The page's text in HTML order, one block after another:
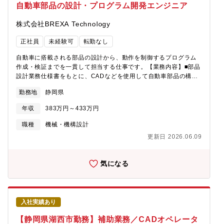
自動車部品の設計・プログラム開発エンジニア
株式会社BREXA Technology
正社員 未経験可 転勤なし
自動車に搭載される部品の設計から、動作を制御するプログラム
作成・検証までを一貫して担当する仕事です。【業務内容】■部品
設計業務仕様書をもとに、CADなどを使用して自動車部品の構
しく動作させるための制御プログラムを作成し、仕様通りに動く
かを確認します。■評価・デバッグ作業試作段階での動作確認を行
い、不具合があれば原因を特定し修正します。■関連部署との調整
製造・試験・品質部門と連携し、設計内容のすり合わせや改善を
御技術まで幅広く身につけることができ、エンジニアとしての市
「設計もプログラムも両方経験したい」そんな方にぴったりの環
境です。自分の技術が実際の車に活かされるやりがいを感じてみ
ませんか？【機械系・電気系・その他ツール】CATIA V5
勤務地 静岡県
年収 383万円～433万円
職種
機械・機構設計
更新日 2026.06.09
気になる
入社実績あり
【静岡県湖西市勤務】補助業務／CADオペレータ